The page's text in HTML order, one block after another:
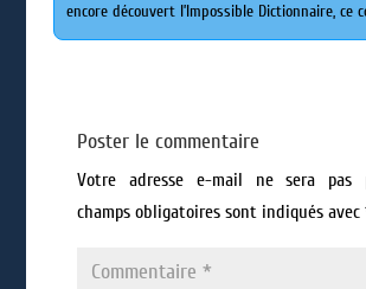
encore découvert l’Impossible Dictionnaire, ce
Poster le commentaire
Votre adresse e-mail ne sera pas
champs obligatoires sont indiqués avec